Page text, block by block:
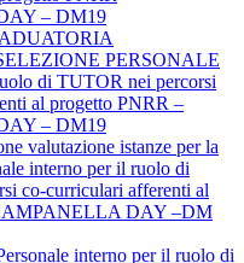
– DM19
PERSONALE
di TUTOR nei percorsi
al progetto PNRR –
– DM19
valutazione istanze per la
interno per il ruolo di
co-curriculari afferenti al
DAY –DM
interno per il ruolo di